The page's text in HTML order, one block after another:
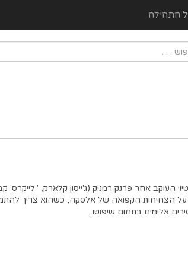
התהילה
העוקב אחר פרנק רמניק (ג'ייסון קלארק, "לייקרס:
על הצחיחות הקפואה של אלסקה, כשהוא צריך
אלימים בתחום שיפוטו.